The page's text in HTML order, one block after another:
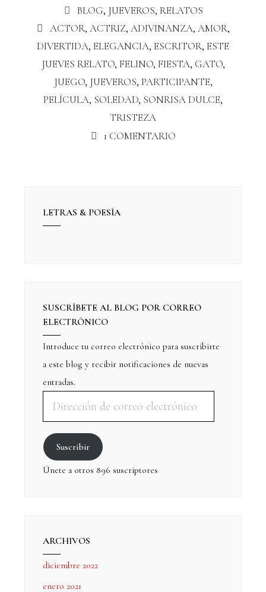
BLOG, JUEVEROS, RELATOS
ACTOR,ACTRIZ,ADIVINANZA,AMOR,
DIVERTIDA, ELEGANCIA, ESCRITOR, ESTE
JUEVES RELATO, FELINO, FIESTA, GATO,
JUEGO, JUEVEROS, PARTICIPANTE,
PELÍCULA, SOLEDAD, SONRISA DULCE,
TRISTEZA
1 COMENTARIO
LETRAS & POESÍA
SUSCRÍBETE AL BLOG POR CORREO
ELECTRÓNICO
Introduce tu correo electrónico para suscribirte
a este blog y recibir notificaciones de nuevas
entradas.
Suscribir
Únete a otros 896 suscriptores
ARCHIVOS
diciembre 2022
enero 2021